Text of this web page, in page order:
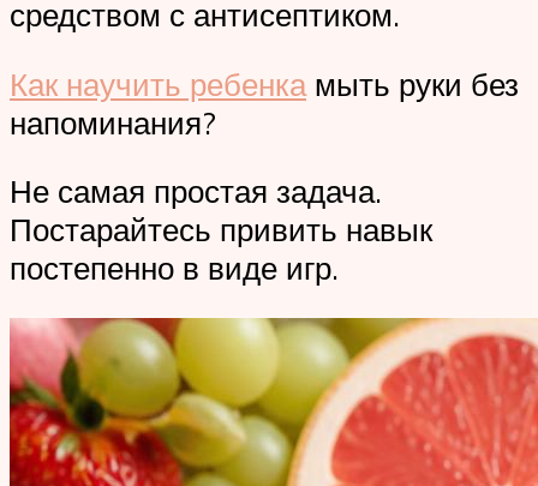
средством с антисептиком.
Как научить ребенкамыть руки без
напоминания?
Не самая простая задача.
Постарайтесь привить навык
постепенно в виде игр.